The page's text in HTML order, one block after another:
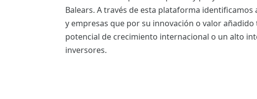
Balears. A través de esta plataforma identificamos
y empresas que por su innovación o valor añadido
potencial de crecimiento internacional o un alto
inversores.